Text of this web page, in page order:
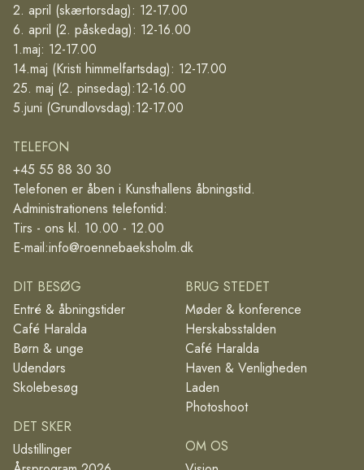
2. april (skærtorsdag): 12-17.00
6. april (2. påskedag): 12-16.00
1.maj: 12-17.00
14.maj (Kristi himmelfartsdag): 12-17.00
25. maj (2. pinsedag):12-16.00
5.juni (Grundlovsdag):12-17.00
TELEFON
+45 55 88 30 30
Telefonen er åben i Kunsthallens åbningstid.
Administrationens telefontid:
Tirs - ons kl. 10.00 - 12.00
E-mail:info@roennebaeksholm.dk
DIT BESØG
Entré & åbningstider
Café Haralda
Børn & unge
Udendørs
Skolebesøg
DET SKER
Udstillinger
BRUG STEDET
Møder & konference
Herskabsstalden
Café Haralda
Haven & Venligheden
Laden
Photoshoot
OM OS